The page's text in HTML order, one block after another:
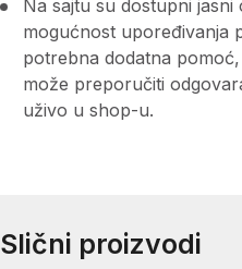
Na sajtu su dostupni jasni
mogućnost upoređivanja
potrebna dodatna
može preporučiti
uživo u shop-u.
Slični proizvodi